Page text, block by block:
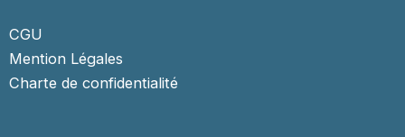
CGU
Mention Légales
Charte de confidentialité